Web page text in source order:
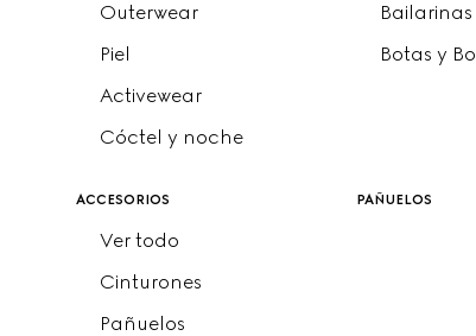
Outerwear
Piel
Activewear
Cóctel y noche
Bailarinas
Botas y
accesorios
Ver todo
Cinturones
Pañuelos
pañuelos